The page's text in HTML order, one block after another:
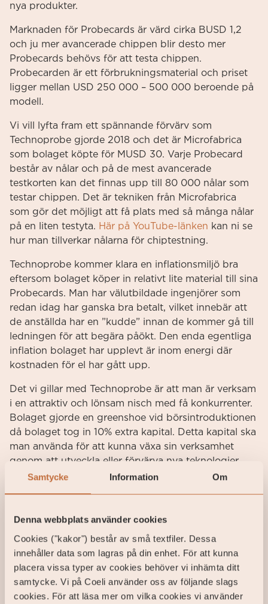
Samtycke Information Om
Denna webbplats använder cookies
Cookies ("kakor") består av små textfiler. Dessa
innehåller data som lagras på din enhet. För att kunna
placera vissa typer av cookies behöver vi inhämta ditt
samtycke. Vi på Coeli använder oss av följande slags
cookies. För att läsa mer om vilka cookies vi använder
nya produkter.
Marknaden för Probecards är värd cirka BUSD 1,2
och ju mer avancerade chippen blir desto mer
Probecards behövs för att testa chippen.
Probecarden är ett förbrukningsmaterial och priset
ligger mellan USD 250 000 – 500 000 beroende på
modell.
Vi vill lyfta fram ett spännande förvärv som
Technoprobe gjorde 2018 och det är Microfabrica
som bolaget köpte för MUSD 30. Varje Probecard
består av nålar och på de mest avancerade
testkorten kan det finnas upp till 80 000 nålar som
testar chippen. Det är tekniken från Microfabrica
som gör det möjligt att få plats med så många nålar
på en liten testyta. Här på YouTube-länken kan ni se
hur man tillverkar nålarna för chiptestning.
Technoprobe kommer klara en inflationsmiljö bra
eftersom bolaget köper in relativt lite material till sina
Probecards. Man har välutbildade ingenjörer som
redan idag har ganska bra betalt, vilket innebär att
de anställda har en ”kudde” innan de kommer gå till
ledningen för att begära påökt. Den enda egentliga
inflation bolaget har upplevt är inom energi där
kostnaden för el har gått upp.
Det vi gillar med Technoprobe är att man är verksam
i en attraktiv och lönsam nisch med få konkurrenter.
Bolaget gjorde en greenshoe vid börsintroduktionen
då bolaget tog in 10% extra kapital. Detta kapital ska
man använda för att kunna växa sin verksamhet
genom att utveckla eller förvärva nya teknologier.
Det vi också vi gillar med denna Tech-Champion är
kännas oss trygga med att det entreprenörskap som
en gång skapade bolaget finns kvar som en drivkraft
för att växa bolaget ytterligare.